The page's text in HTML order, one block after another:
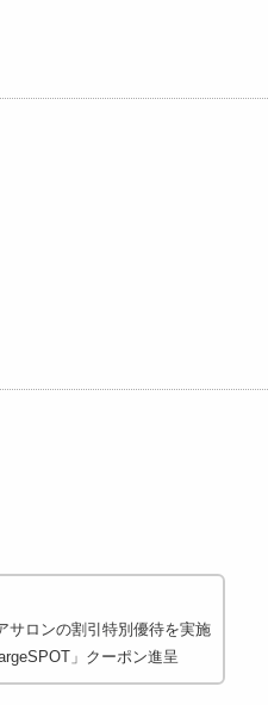
サロンの割引特別優待を実施
」クーポン進呈